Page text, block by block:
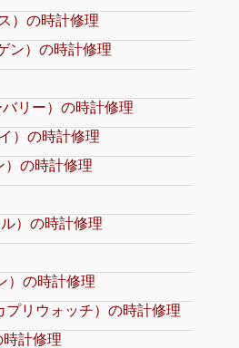
）の時計修理
ン）の時計修理
リー）の時計修理
）の時計修理
）の時計修理
）の時計修理
）の時計修理
プリウォッチ）の時計修理
計修理